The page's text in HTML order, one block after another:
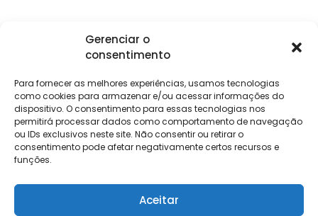
Gerenciar o
consentimento
Para fornecer as melhores experiências, usamos tecnologias
como cookies para armazenar e/ou acessar informações do
dispositivo. O consentimento para essas tecnologias nos
permitirá processar dados como comportamento de navegação
ou IDs exclusivos neste site. Não consentir ou retirar o
consentimento pode afetar negativamente certos recursos e
funções.
Aceitar
Institucional
Trabalhe
Conosco
Contato
Relatório de
Salarial
Clientes
Login
Eventos
Contábeis
Holos
NG Essence
Soluções
DP e RH
NG Folha
eKeep
FisCo